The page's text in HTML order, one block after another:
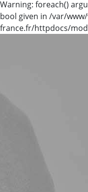
Warning: foreach()
bool given in /var/
france.fr/httpdocs/